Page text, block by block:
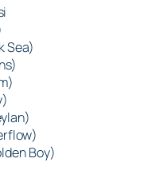
Sea)
Boy)